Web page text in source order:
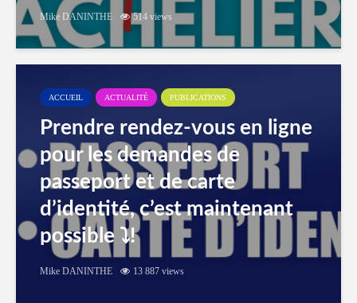
Mike DANINTHE 514 views
ACCUEIL ACTUALITÉ PUBLICATIONS
Prendre rendez-vous en ligne
pour les demandes de
passeport et de carte
d’identité, c’est maintenant
possible ⤵️!
Mike DANINTHE 13 887 views